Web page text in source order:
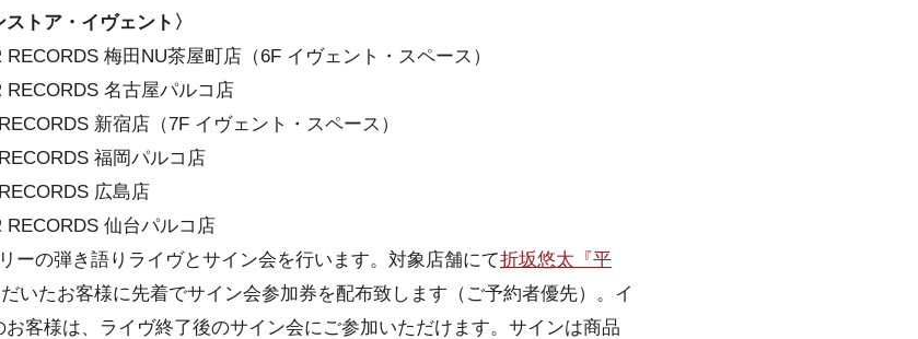
トア・イヴェント〉
梅田NU茶屋町店（6F イヴェント・スペース）
RECORDS 名古屋パルコ店
新宿店（7F イヴェント・スペース）
福岡パルコ店
広島店
RECORDS 仙台パルコ店
ーの弾き語りライヴとサイン会を行います。対象店舗にて折坂悠太『平
いたお客様に先着でサイン会参加券を配布致します（ご予約者優先）。イ
客様は、ライヴ終了後のサイン会にご参加いただけます。サインは商品